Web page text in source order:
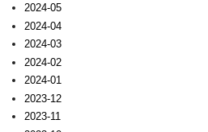
2024-05
2024-04
2024-03
2024-02
2024-01
2023-12
2023-11